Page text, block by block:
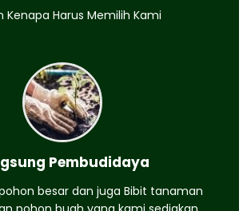
Kenapa Harus Memilih Kami
Pembudidaya
besar dan juga Bibit tanaman